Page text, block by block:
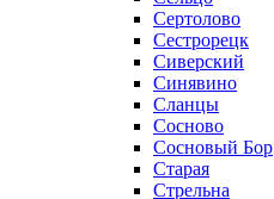
Сертолово
Сестрорецк
Сиверский
Синявино
Сланцы
Сосново
Сосновый Бор
Старая
Стрельна